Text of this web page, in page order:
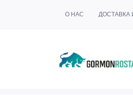
О НАС ДОСТАВКА